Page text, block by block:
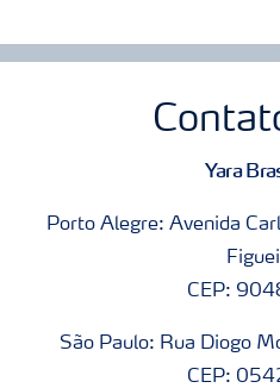
Yara
Porto Alegre: Avenida
CEP:
São Paulo: Rua Diogo
CEP: